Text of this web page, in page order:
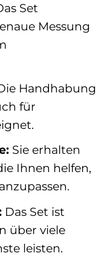
Set
Messung
Handhabung
für
Sie erhalten
Ihnen helfen,
Das Set ist
über viele
leisten.